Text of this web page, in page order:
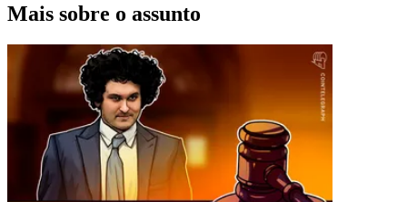
Mais sobre o assunto